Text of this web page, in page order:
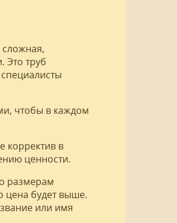
сложная,
Это труб
чтобы в каждом
корректив в
ценности.
размерам
цена будет выше.
или имя